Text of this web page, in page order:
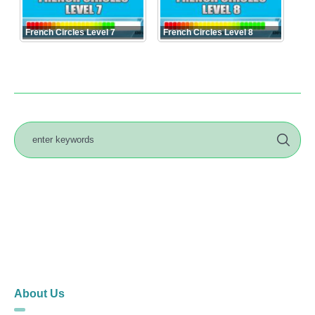
French Circles Level 7 French Circles Level 8
About Us